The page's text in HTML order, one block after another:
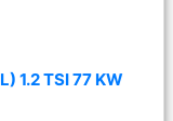
1.2 TSI 77 KW